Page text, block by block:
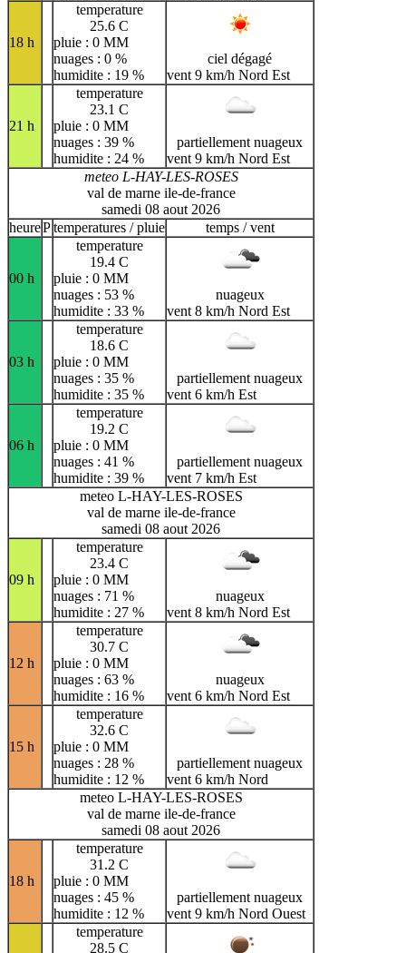
18 h
temperature
25.6 C
pluie : 0 MM
nuages : 0 %
humidite : 19 %
ciel dégagé
vent 9 km/h Nord Est
21 h
temperature
23.1 C
pluie : 0 MM
nuages : 39 %
humidite : 24 %
partiellement nuageux
vent 9 km/h Nord Est
meteo L-HAY-LES-ROSES
val de marne ile-de-france
samedi 08 aout 2026
heurePtemperatures / pluie temps / vent
00 h
temperature
19.4 C
pluie : 0 MM
nuages : 53 %
humidite : 33 %
nuageux
vent 8 km/h Nord Est
03 h
temperature
18.6 C
pluie : 0 MM
nuages : 35 %
humidite : 35 %
partiellement nuageux
vent 6 km/h Est
06 h
temperature
19.2 C
pluie : 0 MM
nuages : 41 %
humidite : 39 %
partiellement nuageux
vent 7 km/h Est
meteo L-HAY-LES-ROSES
val de marne ile-de-france
samedi 08 aout 2026
09 h
temperature
23.4 C
pluie : 0 MM
nuages : 71 %
humidite : 27 %
nuageux
vent 8 km/h Nord Est
12 h
temperature
30.7 C
pluie : 0 MM
nuages : 63 %
humidite : 16 %
nuageux
vent 6 km/h Nord Est
15 h
temperature
32.6 C
pluie : 0 MM
nuages : 28 %
humidite : 12 %
partiellement nuageux
vent 6 km/h Nord
meteo L-HAY-LES-ROSES
val de marne ile-de-france
samedi 08 aout 2026
18 h
temperature
31.2 C
pluie : 0 MM
nuages : 45 %
humidite : 12 %
partiellement nuageux
vent 9 km/h Nord Ouest
temperature
28.5 C